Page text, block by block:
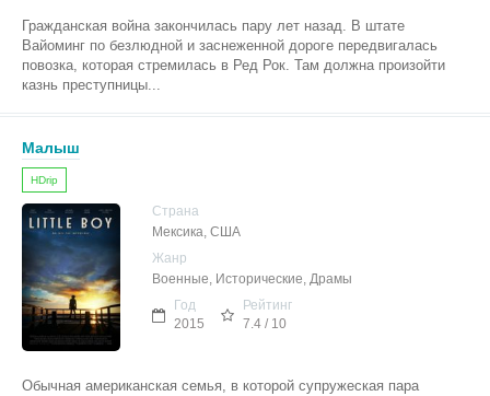
Гражданская война закончилась пару лет назад. В штате
Вайоминг по безлюдной и заснеженной дороге передвигалась
повозка, которая стремилась в Ред Рок. Там должна произойти
казнь преступницы...
Малыш
HDrip
Страна
Мексика, США
Жанр
Военные, Исторические, Драмы
Год
2015
Рейтинг
7.4 / 10
Обычная американская семья, в которой супружеская пара